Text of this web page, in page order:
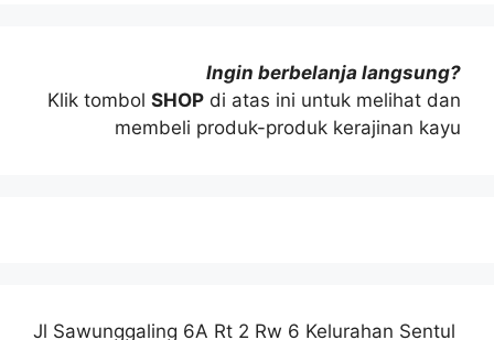
Ingin berbelanja langsung?
Klik tombol SHOP di atas ini untuk melihat dan
membeli produk-produk kerajinan kayu
Jl Sawunggaling 6A Rt 2 Rw 6 Kelurahan Sentul